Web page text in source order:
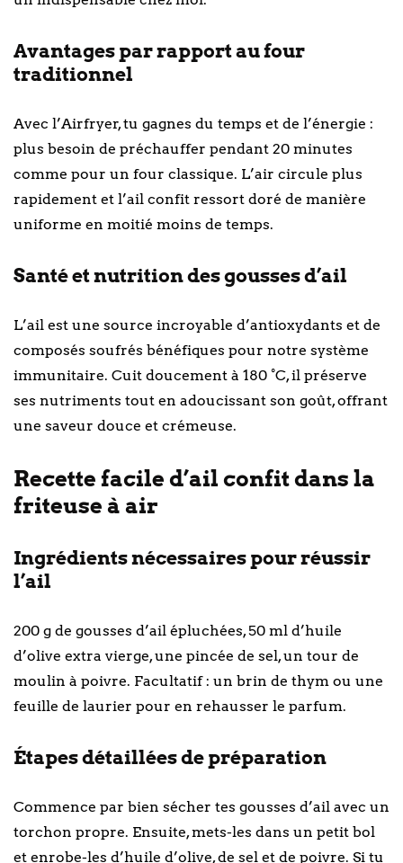
Avantages par rapport au four
traditionnel
Avec l’Airfryer, tu gagnes du temps et de l’énergie :
plus besoin de préchauffer pendant 20 minutes
comme pour un four classique. L’air circule plus
rapidement et l’ail confit ressort doré de manière
uniforme en moitié moins de temps.
Santé et nutrition des gousses d’ail
L’ail est une source incroyable d’antioxydants et de
composés soufrés bénéfiques pour notre système
immunitaire. Cuit doucement à 180 °C, il préserve
ses nutriments tout en adoucissant son goût, offrant
une saveur douce et crémeuse.
Recette facile d’ail confit dans la
friteuse à air
Ingrédients nécessaires pour réussir
l’ail
200 g de gousses d’ail épluchées, 50 ml d’huile
d’olive extra vierge, une pincée de sel, un tour de
moulin à poivre. Facultatif : un brin de thym ou une
feuille de laurier pour en rehausser le parfum.
Étapes détaillées de préparation
Commence par bien sécher tes gousses d’ail avec un
torchon propre. Ensuite, mets-les dans un petit bol
et enrobe-les d’huile d’olive, de sel et de poivre. Si tu